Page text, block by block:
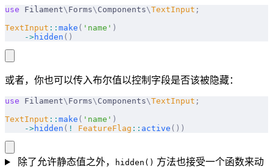
use Filament\ Forms\ Components\TextInput ;
TextInput :: make ( 'name' )
    ->
hidden ()
或者，你也可以传入布尔值以控制字段是否该被隐藏：
use Filament\ Forms\ Components\TextInput ;
TextInput :: make ( 'name' )
    ->
hidden ( ! FeatureFlag :: active ())
除了允许静态值之外， hidden() 方法也接受一个函数来动